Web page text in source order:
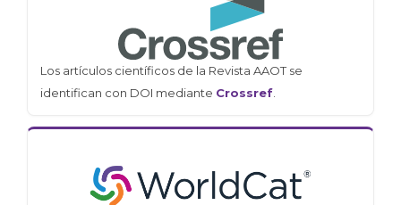
Los artículos científicos de la Revista AAOT se
identifican con DOI mediante Crossref